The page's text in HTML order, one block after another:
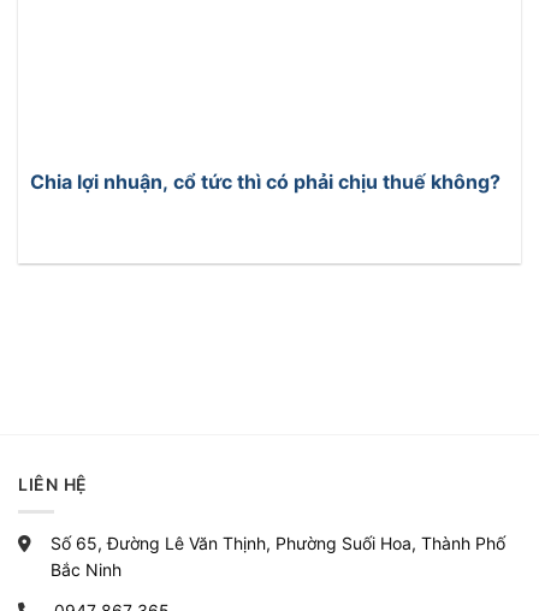
Chia lợi nhuận, cổ tức thì có phải chịu thuế không?
LIÊN HỆ
Số 65, Đường Lê Văn Thịnh, Phường Suối Hoa, Thành Phố
Bắc Ninh